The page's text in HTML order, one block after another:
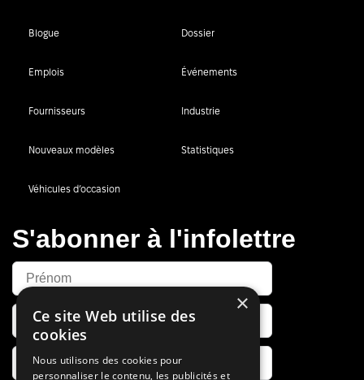
Blogue Dossier
Emplois Événements
Fournisseurs Industrie
Nouveaux modèles Statistiques
Véhicules d’occasion
S'abonner à l'infolettre
×
Ce site Web utilise des
cookies
Nous utilisons des cookies pour
personnaliser le contenu, les publicités et